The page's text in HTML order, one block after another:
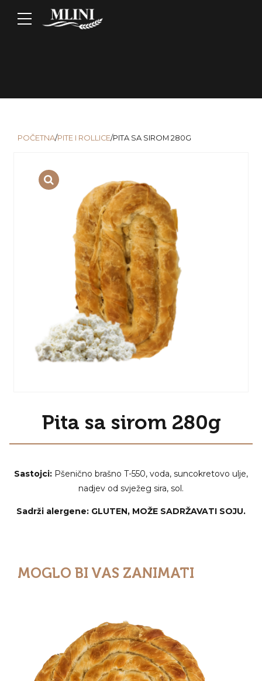
POČETNA/PITE I ROLLICE/PITA SA SIROM 280G
Pita sa sirom 280g
Sastojci: Pšenično brašno T-550, voda, suncokretovo ulje,
nadjev od svježeg sira, sol.
Sadrži alergene: GLUTEN, MOŽE SADRŽAVATI SOJU.
MOGLO BI VAS ZANIMATI